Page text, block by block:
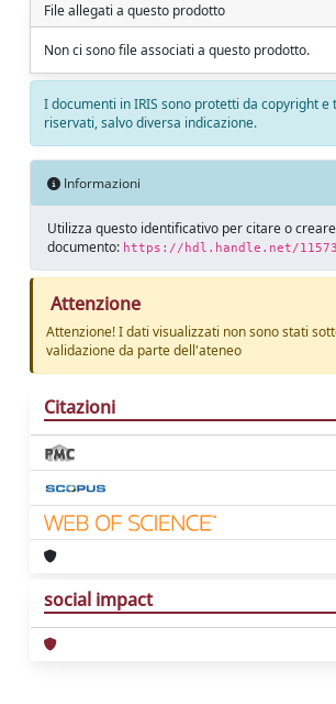
File allegati a questo prodotto
Non ci sono file associati a questo prodotto.
I documenti in IRIS sono protetti da copyright
riservati, salvo diversa indicazione.
Informazioni
Utilizza questo identificativo per citare o
documento: https://hdl.handle.net/
Attenzione
Attenzione! I dati visualizzati non sono stati
validazione da parte dell'ateneo
Citazioni
social impact